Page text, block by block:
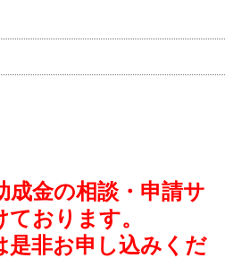
成金の相談・申請サ
おります。
是非お申し込みくだ